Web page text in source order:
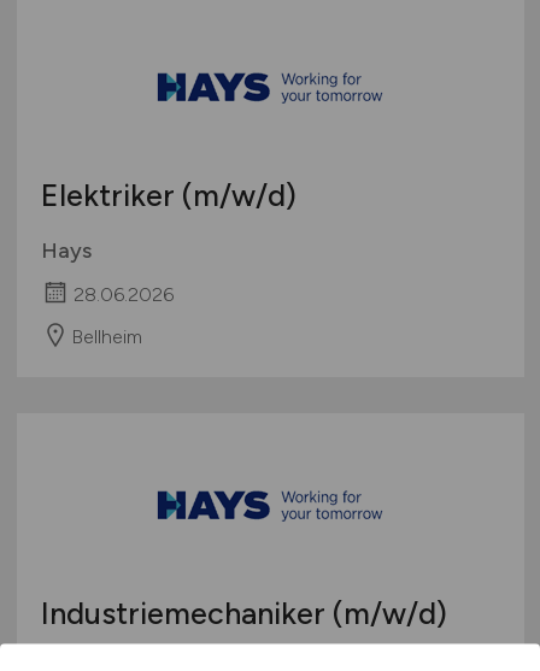
Elektriker (m/w/d)
Hays
28.06.2026
Bellheim
Industriemechaniker (m/w/d)